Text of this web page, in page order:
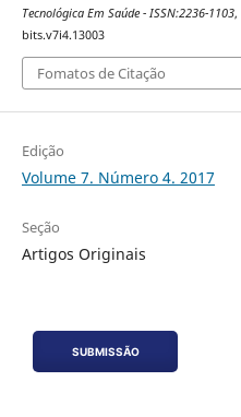
Tecnológica Em Saúde - ISSN:2236-1103,
bits.v7i4.13003
Fomatos de Citação
Edição
Volume 7. Número 4. 2017
Seção
Artigos Originais
SUBMISSÃO